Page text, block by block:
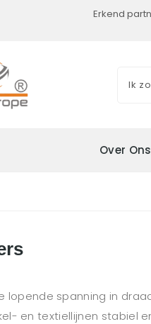
Erkend
Over Ons
spanning in
en textiellijnen